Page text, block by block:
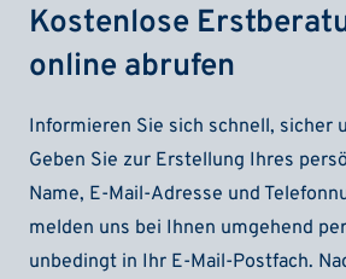
Kostenlose
online abrufen
Informieren Sie sich schnell, sicher
Geben Sie zur Erstellung Ihres
Name, E-Mail-Adresse und
melden uns bei Ihnen umgehend
unbedingt in Ihr E-Mail-Postfach.